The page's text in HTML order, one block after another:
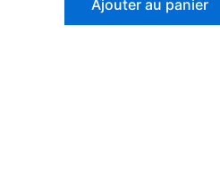
Ajouter au panier